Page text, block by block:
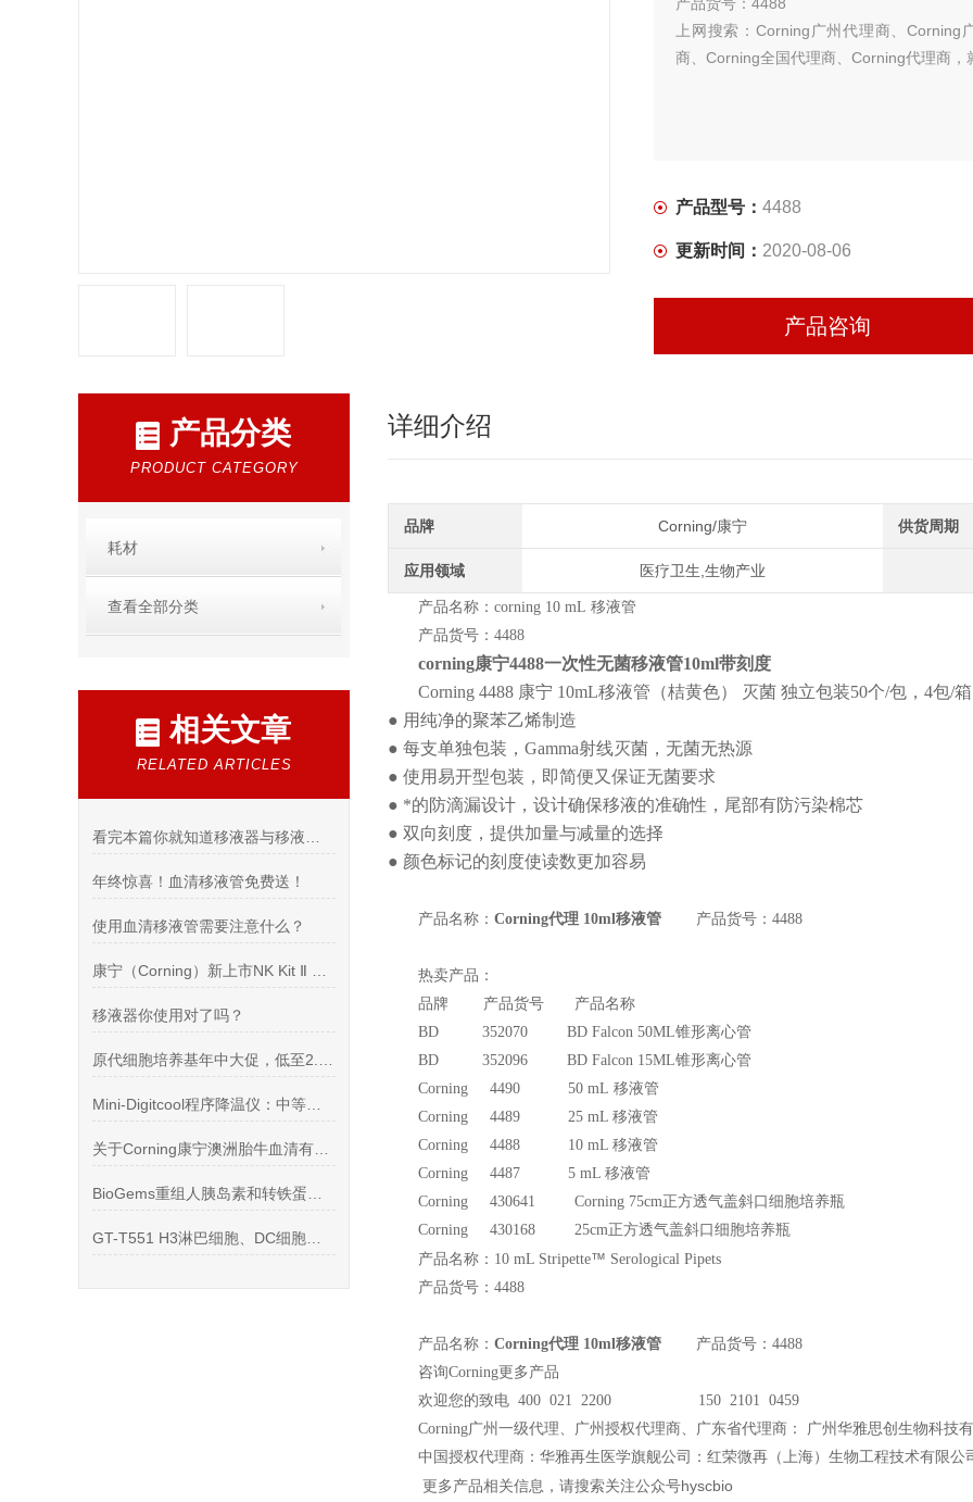
上网搜索：Corning广州代理商、
商、Corning全国代理商、Corning代理商，
产品型号： 4488
更新时间： 2020-08-06
产品咨询
产品分类
PRODUCT CATEGORY
耗材
查看全部分类
相关文章
RELATED ARTICLES
年终惊喜！血清移液管免费送！
使用血清移液管需要注意什么？
移液器你使用对了吗？
详细介绍
品牌 Corning/康宁 供货周期
应用领域 医疗卫生,生物产业
产品名称：corning 10 mL 移液管
产品货号：4488
corning康宁4488一次性无菌移液管10ml带刻度
Corning 4488 康宁 10mL移液管（桔黄色） 灭菌 独立包装50个/包，4包/箱
● 用纯净的聚苯乙烯制造
● 每支单独包装，Gamma射线灭菌，无菌无热源
● 使用易开型包装，即简便又保证无菌要求
● *的防滴漏设计，设计确保移液的准确性，尾部有防污染棉芯
● 双向刻度，提供加量与减量的选择
● 颜色标记的刻度使读数更加容易
产品名称： Corning代理 10ml移液管 产品货号：4488
热卖产品：
品牌 产品货号 产品名称
BD 352070 BD Falcon 50ML锥形离心管
BD 352096 BD Falcon 15ML锥形离心管
Corning 4490 50 mL 移液管
Corning 4489 25 mL 移液管
Corning 4488 10 mL 移液管
Corning 4487 5 mL 移液管
Corning 430641 Corning 75cm正方透气盖斜口细胞培养瓶
Corning 430168 25cm正方透气盖斜口细胞培养瓶
产品名称：10 mL Stripette™ Serological Pipets
产品货号：4488
产品名称： Corning代理 10ml移液管 产品货号：4488
咨询Corning更多产品
欢迎您的致电 400 021 2200 150 2101 0459
Corning广州一级代理、广州授权代理商、广东省代理商： 广州华雅思创生物科技有
中国授权代理商：华雅再生医学旗舰公司：红荣微再（上海）生物工程技术有限公
更多产品相关信息，请搜索关注公众号hyscbio